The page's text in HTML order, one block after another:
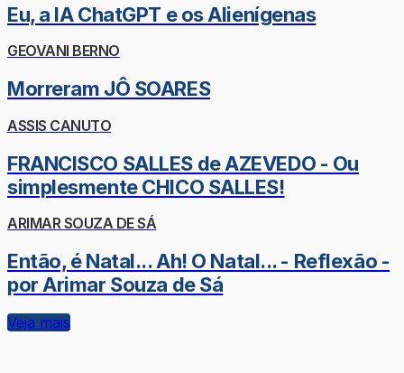
Eu, a IA ChatGPT e os Alienígenas
GEOVANI BERNO
Morreram JÔ SOARES
ASSIS CANUTO
FRANCISCO SALLES de AZEVEDO - Ou
simplesmente CHICO SALLES!
ARIMAR SOUZA DE SÁ
Então, é Natal... Ah! O Natal... - Reflexão -
por Arimar Souza de Sá
Veja mais